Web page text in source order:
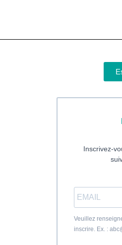
Inscrivez-
Veuillez
inscrire. Ex. :